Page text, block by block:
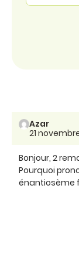
Azar
21
Bonjour, 2
Pourquoi
énantiosème